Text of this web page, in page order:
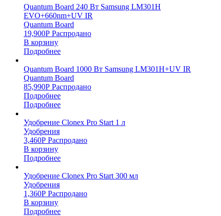
Quantum Board 240 Вт Samsung LM301H
EVO+660nm+UV IR
Quantum Board
19,900Р Распродано
В корзину
Подробнее
Quantum Board 1000 Вт Samsung LM301H+UV IR
Quantum Board
85,990Р Распродано
Подробнее
Подробнее
Удобрение Clonex Pro Start 1 л
Удобрения
3,460Р Распродано
В корзину
Подробнее
Удобрение Clonex Pro Start 300 мл
Удобрения
1,360Р Распродано
В корзину
Подробнее